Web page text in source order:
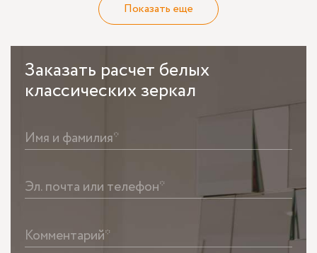
Показать еще
Заказать расчет белых
классических зеркал
Имя и фамилия*
Эл. почта или телефон*
Комментарий*